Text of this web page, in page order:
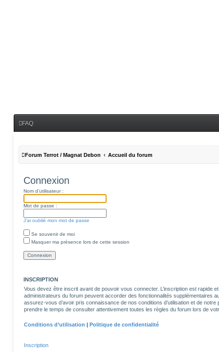
FAQ
Forum Terrot / Magnat Debon Accueil du forum
Connexion
Nom d’utilisateur :
Mot de passe :
J’ai oublié mon mot de passe
Se souvenir de moi
Masquer ma présence lors de cette session
INSCRIPTION
Vous devez être inscrit avant de pouvoir vous connecter. L’inscription est rapide
administrateurs du forum peuvent accorder des fonctionnalités supplémentaires
assurez-vous d’avoir pris connaissance de nos conditions d’utilisation et de notre
prendre le temps de consulter attentivement toutes les règles du forum lors de
Conditions d’utilisation | Politique de confidentialité
Inscription